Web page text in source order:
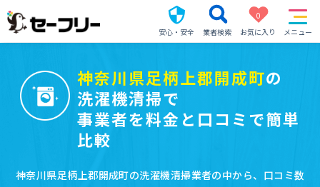
安心・安全 業者検索
0
お気に入り
メニュー
神奈川県足柄上郡開成町の
洗濯機清掃で
事業者を料金と口コミで簡単
比較
神奈川県足柄上郡開成町の洗濯機清掃業者の中から、口コミ数